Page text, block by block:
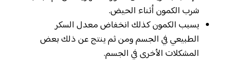
شرب الكمون أثناء الحيض.
يسبب الكمون كذلك انخفاض معدل السكر
الطبيعي في الجسم ومن ثم ينتج عن ذلك بعض
المشكلات الأخرى في الجسم.